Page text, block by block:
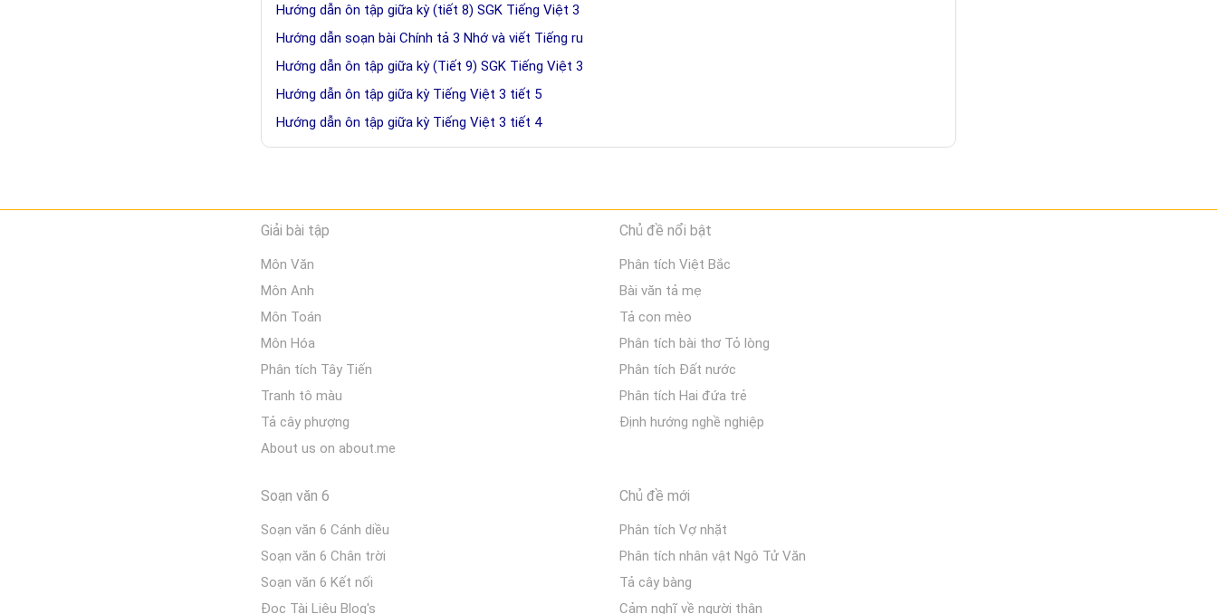
Hướng dẫn ôn tập giữa kỳ (tiết 8) SGK Tiếng Việt 3
Hướng dẫn soạn bài Chính tả 3 Nhớ và viết Tiếng ru
Hướng dẫn ôn tập giữa kỳ (Tiết 9) SGK Tiếng Việt 3
Hướng dẫn ôn tập giữa kỳ Tiếng Việt 3 tiết 5
Hướng dẫn ôn tập giữa kỳ Tiếng Việt 3 tiết 4
Giải bài tập
Môn Văn
Môn Anh
Môn Toán
Môn Hóa
Phân tích Tây Tiến
Tranh tô màu
Tả cây phượng
About us on about.me
Chủ đề nổi bật
Phân tích Việt Bắc
Bài văn tả mẹ
Tả con mèo
Phân tích bài thơ Tỏ lòng
Phân tích Đất nước
Phân tích Hai đứa trẻ
Định hướng nghề nghiệp
Soạn văn 6
Soạn văn 6 Cánh diều
Soạn văn 6 Chân trời
Soạn văn 6 Kết nối
Đọc Tài Liệu Blog's
Chủ đề mới
Phân tích Vợ nhặt
Phân tích nhân vật Ngô Tử Văn
Tả cây bàng
Cảm nghĩ về người thân